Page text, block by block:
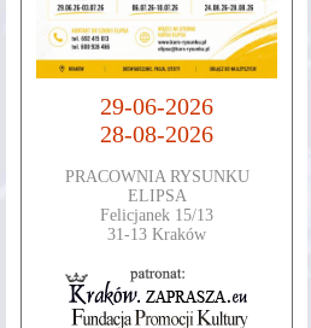
29-06-2026
28-08-2026
PRACOWNIA RYSUNKU
ELIPSA
Felicjanek 15/13
31-13 Kraków